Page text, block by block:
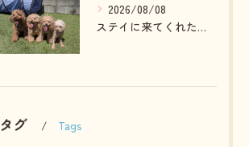
2026/08/08
ステイに来てくれたプードルファミリー💓
タグ Tags